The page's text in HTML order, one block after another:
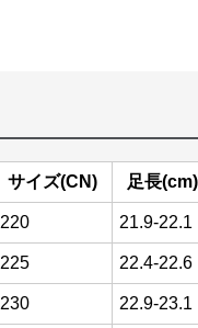
サイズ(CN) 足長(cm)
220 21.9-22.1
225 22.4-22.6
230 22.9-23.1